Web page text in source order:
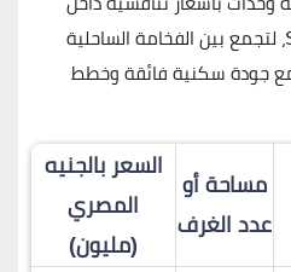
، لتجمع بينالفخامة الساحلية
جودة سكنية فائقة وخطط
مساحة أو
عدد الغرف
السعر بالجنيه
المصري
(مليون)